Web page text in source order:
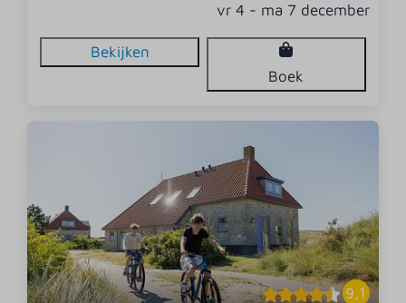
vr 4 - ma 7 december
Bekijken
Boek
9,1